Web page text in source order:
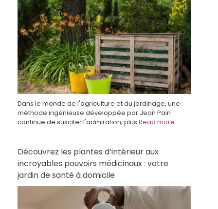
Dans le monde de l'agriculture et du jardinage, une
méthode ingénieuse développée par Jean Pain
continue de susciter l'admiration, plus Read more
Découvrez les plantes d’intérieur aux
incroyables pouvoirs médicinaux : votre
jardin de santé à domicile